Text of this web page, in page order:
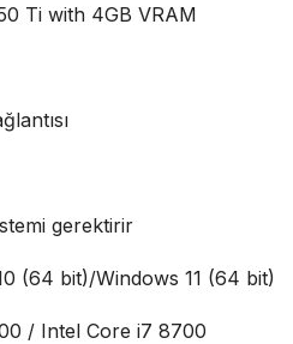
Ti with 4GB VRAM
gerektirir
(64 bit)/Windows 11 (64 bit)
/ Intel Core i7 8700